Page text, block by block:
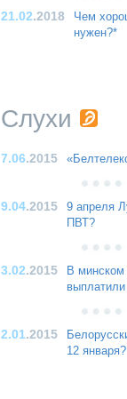
21.02.2018
Чем
нужен?*
Слухи
7.06.2015
9.04.2015
9 апреля
ПВТ?
3.02.2015
В
2.01.2015
12 января?